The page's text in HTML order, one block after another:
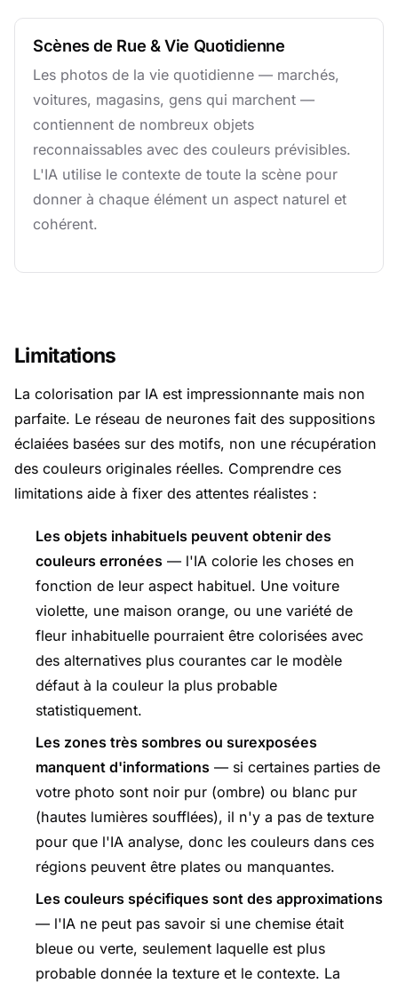
Scènes de Rue & Vie Quotidienne
Les photos de la vie quotidienne — marchés,
voitures, magasins, gens qui marchent —
contiennent de nombreux objets
reconnaissables avec des couleurs prévisibles.
L'IA utilise le contexte de toute la scène pour
donner à chaque élément un aspect naturel et
cohérent.
Limitations
La colorisation par IA est impressionnante mais non
parfaite. Le réseau de neurones fait des suppositions
éclaiées basées sur des motifs, non une récupération
des couleurs originales réelles. Comprendre ces
limitations aide à fixer des attentes réalistes :
Les objets inhabituels peuvent obtenir des
couleurs erronées — l'IA colorie les choses en
fonction de leur aspect habituel. Une voiture
violette, une maison orange, ou une variété de
fleur inhabituelle pourraient être colorisées avec
des alternatives plus courantes car le modèle
défaut à la couleur la plus probable
statistiquement.
Les zones très sombres ou surexposées
manquent d'informations — si certaines parties de
votre photo sont noir pur (ombre) ou blanc pur
(hautes lumières soufflées), il n'y a pas de texture
pour que l'IA analyse, donc les couleurs dans ces
régions peuvent être plates ou manquantes.
Les couleurs spécifiques sont des approximations
— l'IA ne peut pas savoir si une chemise était
bleue ou verte, seulement laquelle est plus
probable donnée la texture et le contexte. La